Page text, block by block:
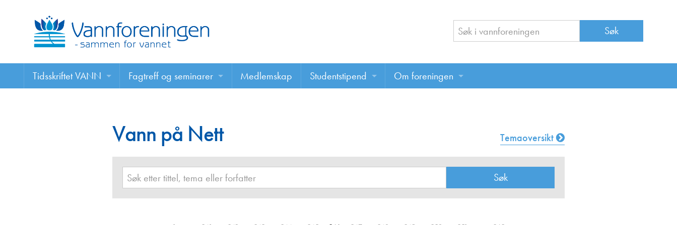
Tidsskriftet VANN
Les VANN digitalt her
Retningslinjer for skriving i VANN
Fagtreff og seminarer
Medlemskap
Studentstipend
Om foreningen
Komiteer
Vann på Nett Temaoversikt